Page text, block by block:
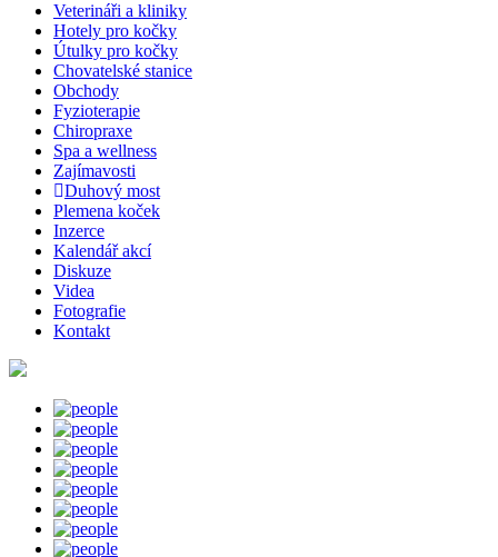
Veterináři a kliniky
Hotely pro kočky
Útulky pro kočky
Chovatelské stanice
Obchody
Fyzioterapie
Chiropraxe
Spa a wellness
Zajímavosti
Duhový most
Plemena koček
Inzerce
Kalendář akcí
Diskuze
Videa
Fotografie
Kontakt